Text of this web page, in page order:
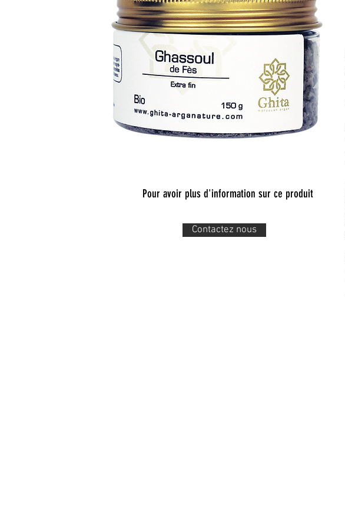
Pour avoir plus d'information sur ce produit
Contactez nous